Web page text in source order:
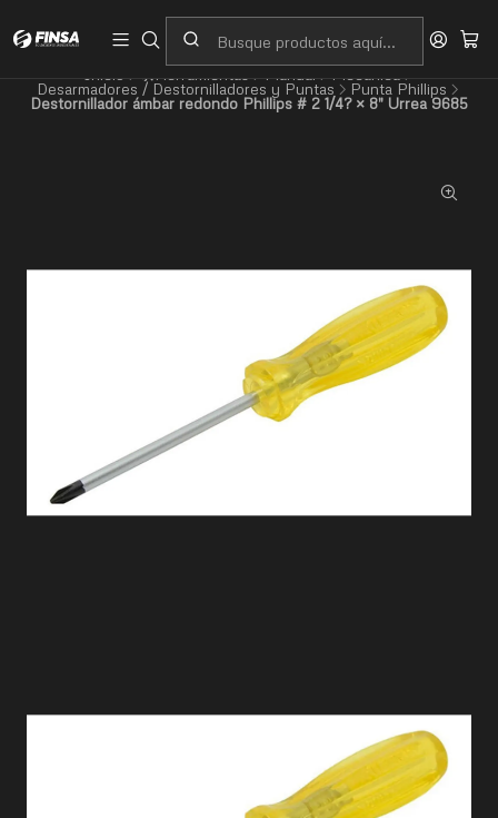
Desarmadores / Destornilladores y Puntas Punta Phillips
Destornillador ámbar redondo Phillips # 2 1/4? × 8" Urrea 9685